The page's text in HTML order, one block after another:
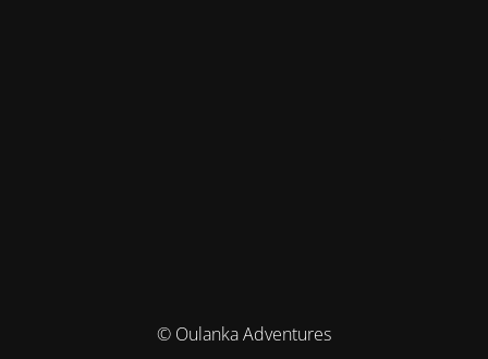
© Oulanka Adventures